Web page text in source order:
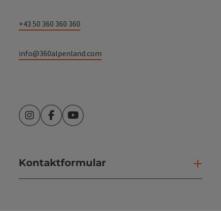
+43 50 360 360 360
info@360alpenland.com
InstagramFacebookYouTube
Kontaktformular